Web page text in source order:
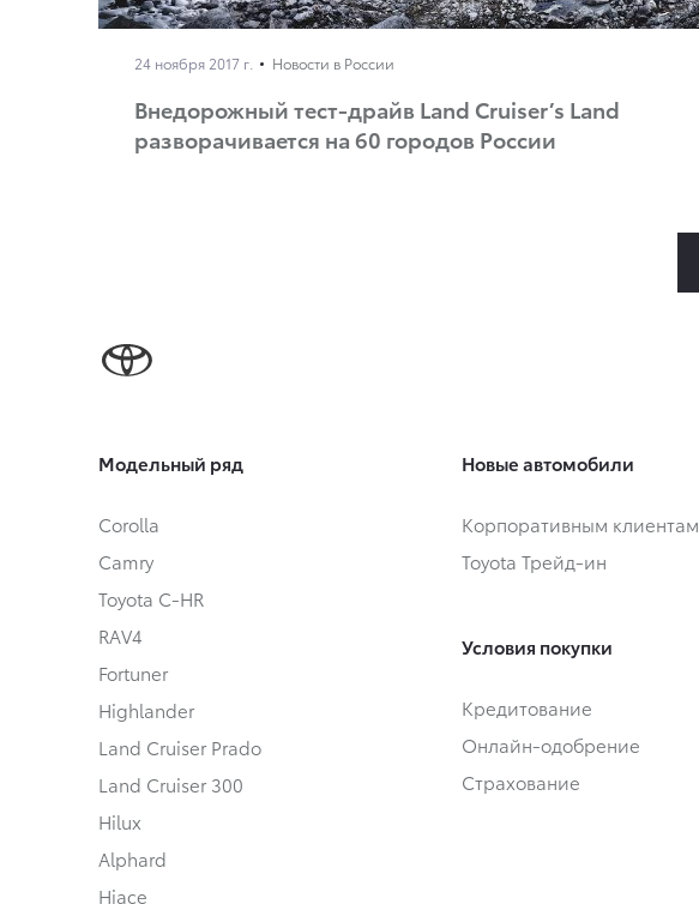
24 ноября 2017 г. Новости в России
Внедорожный тест-драйв Land Cruiser’s Land
разворачивается на 60 городов России
Модельный ряд
Corolla
Camry
Toyota C-HR
RAV4
Fortuner
Highlander
Land Cruiser Prado
Land Cruiser 300
Hilux
Alphard
Hiace
Новые автомобили
Корпоративным клиентам
Toyota Трейд-ин
Условия покупки
Кредитование
Онлайн-одобрение
Страхование